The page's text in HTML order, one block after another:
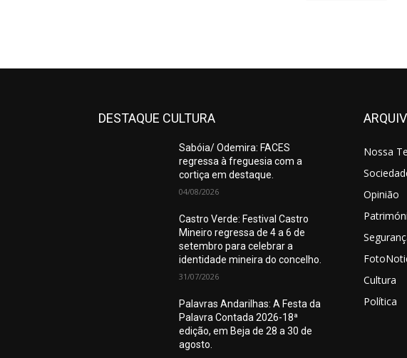
DESTAQUE CULTURA
Sabóia/ Odemira: FACES
regressa à freguesia com a
cortiça em destaque.
04/08/2026
Castro Verde: Festival Castro
Mineiro regressa de 4 a 6 de
setembro para celebrar a
identidade mineira do concelho.
31/07/2026
Palavras Andarilhas: A Festa da
Palavra Contada 2026-18ª
edição, em Beja de 28 a 30 de
agosto.
Nossa
Opinião
Cultura
Política